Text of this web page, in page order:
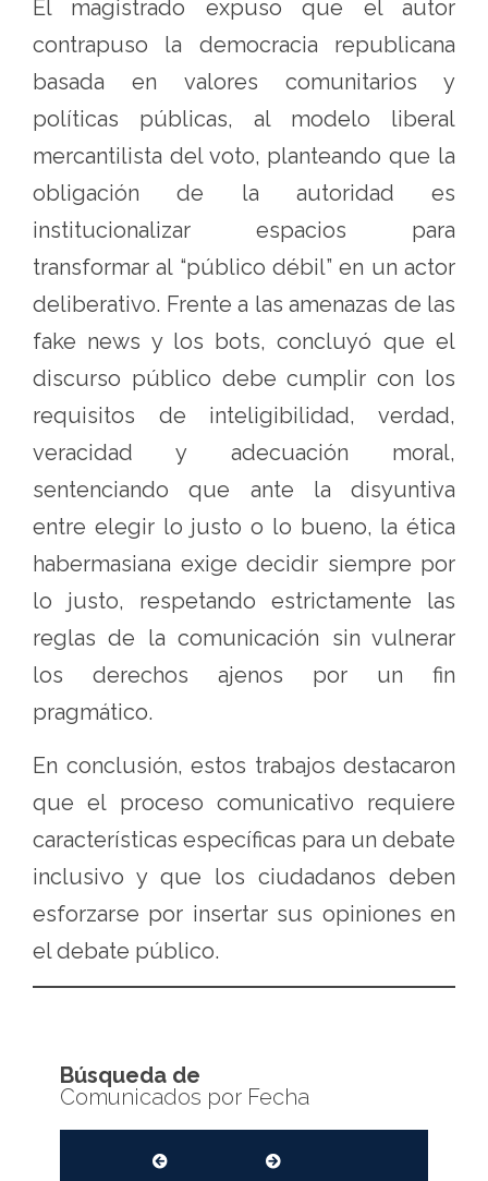
El magistrado expuso que el autor
contrapuso la democracia republicana
basada en valores comunitarios y
políticas públicas, al modelo liberal
mercantilista del voto, planteando que la
obligación de la autoridad es
institucionalizar espacios para
transformar al “público débil” en un actor
deliberativo. Frente a las amenazas de las
fake news y los bots, concluyó que el
discurso público debe cumplir con los
requisitos de inteligibilidad, verdad,
veracidad y adecuación moral,
sentenciando que ante la disyuntiva
entre elegir lo justo o lo bueno, la ética
habermasiana exige decidir siempre por
lo justo, respetando estrictamente las
reglas de la comunicación sin vulnerar
los derechos ajenos por un fin
pragmático.
En conclusión, estos trabajos destacaron
que el proceso comunicativo requiere
características específicas para un debate
inclusivo y que los ciudadanos deben
esforzarse por insertar sus opiniones en
el debate público.
Búsqueda de
Comunicados por Fecha